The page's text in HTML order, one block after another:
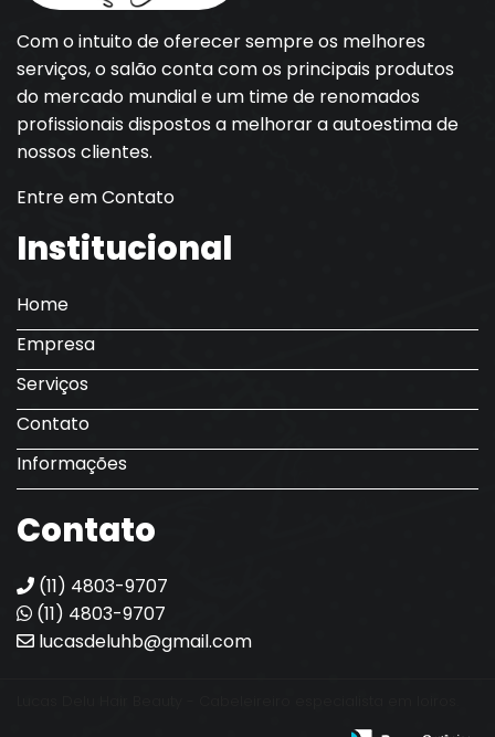
Com o intuito de oferecer sempre os melhores
serviços, o salão conta com os principais produtos
do mercado mundial e um time de renomados
profissionais dispostos a melhorar a autoestima de
nossos clientes.
Entre em Contato
Institucional
Home
Empresa
Serviços
Contato
Informações
Contato
(11) 4803-9707
(11) 4803-9707
lucasdeluhb@gmail.com